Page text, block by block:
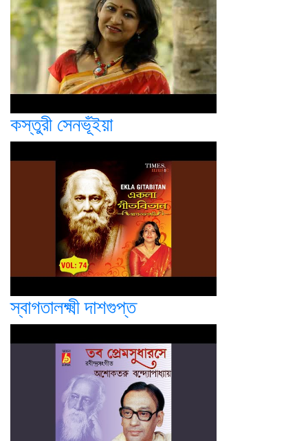
কস্তুরী সেনভূঁইয়া
স্বাগতালক্ষ্মী দাশগুপ্ত